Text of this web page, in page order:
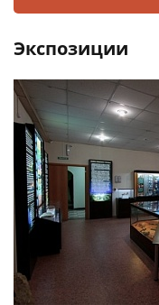
Экспозиции